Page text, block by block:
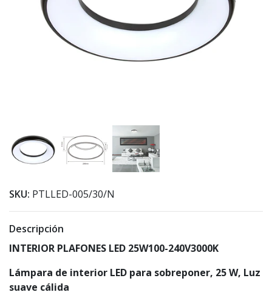
SKU: PTLLED-005/30/N
Descripción
INTERIOR PLAFONES LED 25W100-240V3000K
Lámpara de interior LED para sobreponer, 25 W, Luz
suave cálida